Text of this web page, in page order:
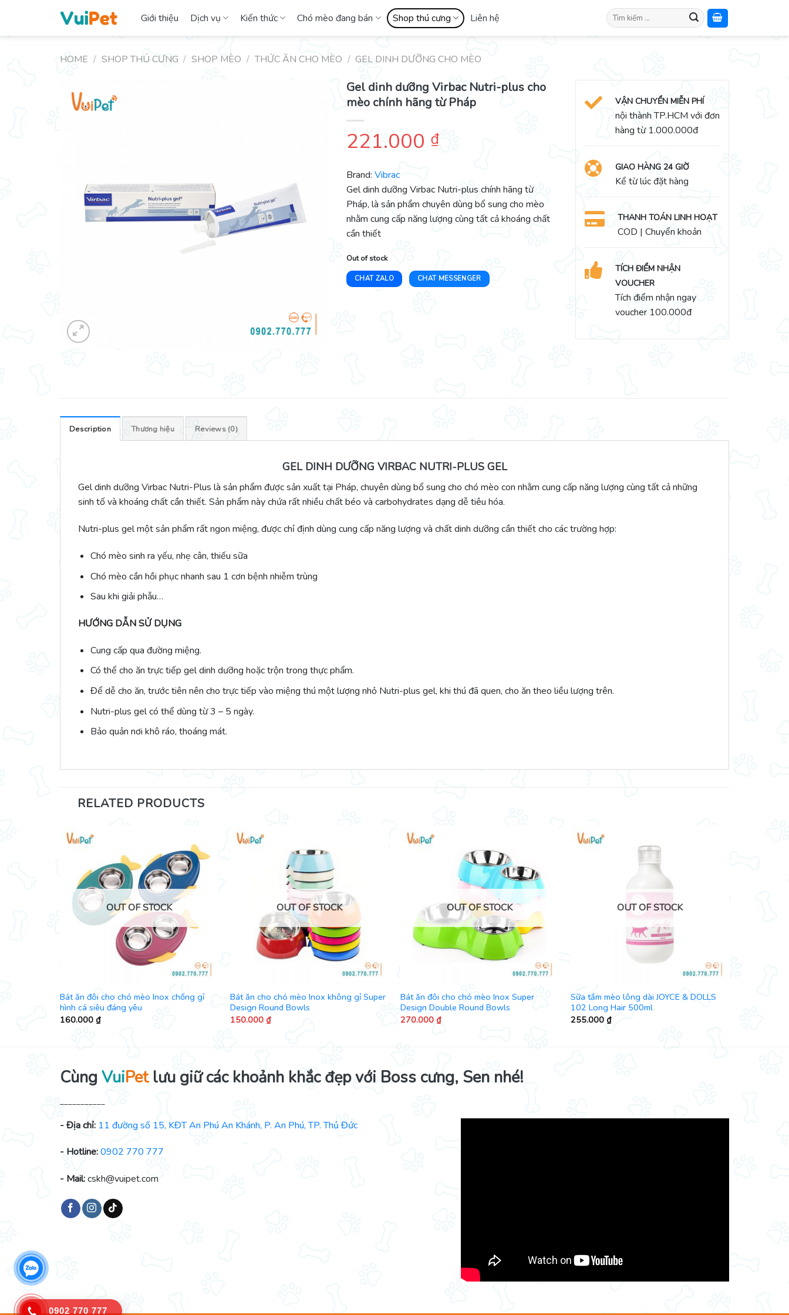
content
Giới thiệu Dịch vụ Kiến thức Chó mèo đang bán Shop thú cưng Liên hệ
Search
for:
HOME / SHOP THÚ CƯNG / SHOP MÈO / THỨC ĂN CHO MÈO / GEL DINH DƯỠNG CHO MÈO
Gel dinh dưỡng Virbac Nutri-plus cho
mèo chính hãng từ Pháp
221.000 ₫
Brand: Vibrac
Gel dinh dưỡng Virbac Nutri-plus chính hãng từ
Pháp, là sản phẩm chuyên dùng bổ sung cho mèo
nhằm cung cấp năng lượng cùng tất cả khoáng chất
cần thiết
Out of stock
CHAT ZALO CHAT MESSENGER
VẬN CHUYỂN MIỄN PHÍ
nội thành TP.HCM với đơn
hàng từ 1.000.000đ
GIAO HÀNG 24 GIỜ
Kể từ lúc đặt hàng
THANH TOÁN LINH HOẠT
COD | Chuyển khoản
TÍCH ĐIỂM NHẬN
VOUCHER
Tích điểm nhận ngay
voucher 100.000đ
Description Thương hiệu Reviews (0)
GEL DINH DƯỠNG VIRBAC NUTRI-PLUS GEL
Gel dinh dưỡng Virbac Nutri-Plus là sản phẩm được sản xuất tại Pháp, chuyên dùng bổ sung cho chó mèo con nhằm cung cấp năng lượng cùng tất cả những
sinh tố và khoáng chất cần thiết. Sản phẩm này chứa rất nhiều chất béo và carbohydrates dạng dễ tiêu hóa.
Nutri-plus gel một sản phẩm rất ngon miệng, được chỉ định dùng cung cấp năng lượng và chất dinh dưỡng cần thiết cho các trường hợp:
Chó mèo sinh ra yếu, nhẹ cân, thiếu sữa
Chó mèo cần hồi phục nhanh sau 1 cơn bệnh nhiễm trùng
Sau khi giải phẫu…
HƯỚNG DẪN SỬ DỤNG
Cung cấp qua đường miệng.
Có thể cho ăn trực tiếp gel dinh dưỡng hoặc trộn trong thực phẩm.
Để dễ cho ăn, trước tiên nên cho trực tiếp vào miệng thú một lượng nhỏ Nutri-plus gel, khi thú đã quen, cho ăn theo liều lượng trên.
Nutri-plus gel có thể dùng từ 3 – 5 ngày.
Bảo quản nơi khô ráo, thoáng mát.
RELATED PRODUCTS
OUT OF STOCK
Bát ăn đôi cho chó mèo Inox chống gỉ
hình cá siêu đáng yêu
160.000 ₫
OUT OF STOCK
Bát ăn cho chó mèo Inox không gỉ Super
Design Round Bowls
150.000 ₫
OUT OF STOCK
Bát ăn đôi cho chó mèo Inox Super
Design Double Round Bowls
270.000 ₫
OUT OF STOCK
Sữa tắm mèo lông dài JOYCE & DOLLS
102 Long Hair 500ml
255.000 ₫
CùngVuiPetlưu giữ các khoảnh khắc đẹp với Boss cưng, Sen nhé!
___________
- Địa chỉ: 11 đường số 15, KĐT An Phú An Khánh, P. An Phú, TP. Thủ Đức
- Hotline:0902 770 777
- Mail:cskh@vuipet.com
0902 770 777